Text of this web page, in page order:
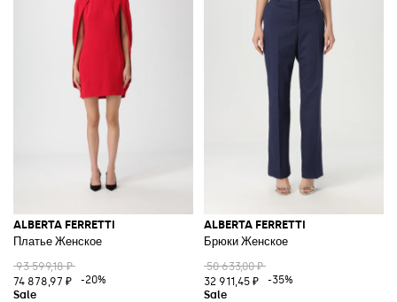
ALBERTA FERRETTI
Платье Женское
93 599,18 ₽
74 878,97 ₽
-20%
ALBERTA FERRETTI
Брюки Женское
50 633,00 ₽
32 911,45 ₽
-35%